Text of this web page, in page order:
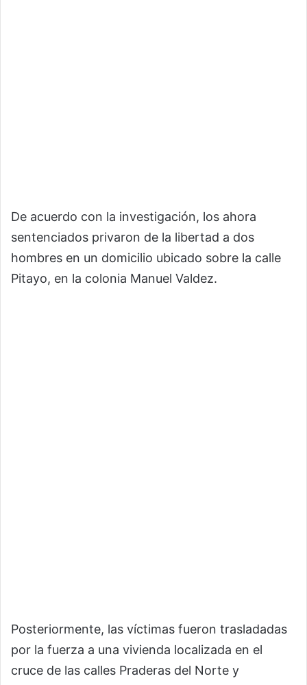
De acuerdo con la investigación, los ahora
sentenciados privaron de la libertad a dos
hombres en un domicilio ubicado sobre la calle
Pitayo, en la colonia Manuel Valdez.
Posteriormente, las víctimas fueron trasladadas
por la fuerza a una vivienda localizada en el
cruce de las calles Praderas del Norte y